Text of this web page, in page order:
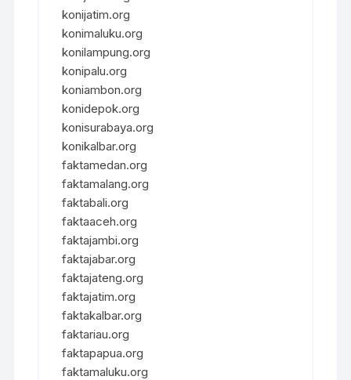
konijatim.org
konimaluku.org
konilampung.org
konipalu.org
koniambon.org
konidepok.org
konisurabaya.org
konikalbar.org
faktamedan.org
faktamalang.org
faktabali.org
faktaaceh.org
faktajambi.org
faktajabar.org
faktajateng.org
faktajatim.org
faktakalbar.org
faktariau.org
faktapapua.org
faktamaluku.org